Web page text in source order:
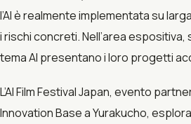
l’AI è realmente implementata su
i rischi concreti. Nell’area
tema AI presentano i loro progetti
L’AI Film Festival Japan, evento
Innovation Base a Yurakucho,